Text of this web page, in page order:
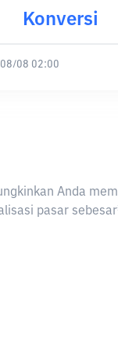
Konversi
08 02:00
Anda
pasar